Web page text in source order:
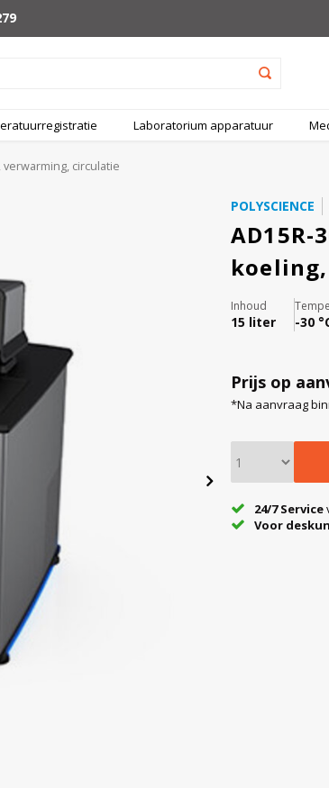
Laboratorium apparatuur
circulatie
POLYSCIENCE
Inhoud
15 liter -30
Prijs op
*Na aanvraag
24/7 Service
Voor